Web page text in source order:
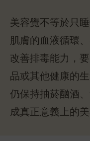
美容覺不等於只
肌膚的血液循環
改善排毒能力，
品或其他健康的
仍保持抽菸酗酒
成真正意義上的美